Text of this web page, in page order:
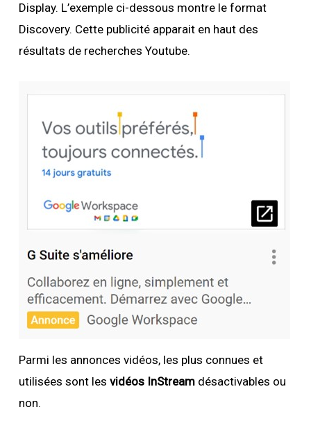
Display. L’exemple ci-dessous montre le format
Discovery. Cette publicité apparait en haut des
résultats de recherches Youtube.
Parmi les annonces vidéos, les plus connues et
utilisées sont les vidéos InStreamdésactivables ou
non.